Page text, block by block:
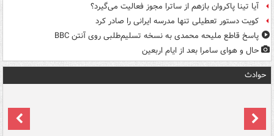
آیا تینا پاکروان بازهم از ساترا مجوز فعالیت می‌گیرد؟
کویت دستور تعطیلی تنها مدرسه ایرانی را صادر کرد
پاسخ قاطع ملیحه محمدی به نسخه تسلیم‌طلبی روی آنتن BBC
حال و هوای سامرا بعد از ایام اربعین
حوادث